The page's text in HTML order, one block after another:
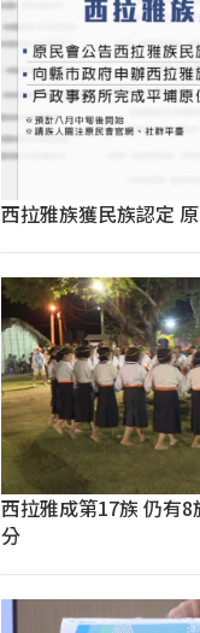
西拉雅族獲民族認定
西拉雅成第17族 仍有
分